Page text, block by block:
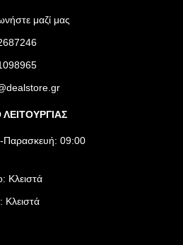
μαζί μας
Παρασκευή: 09:00
Κλειστά
Κλειστά